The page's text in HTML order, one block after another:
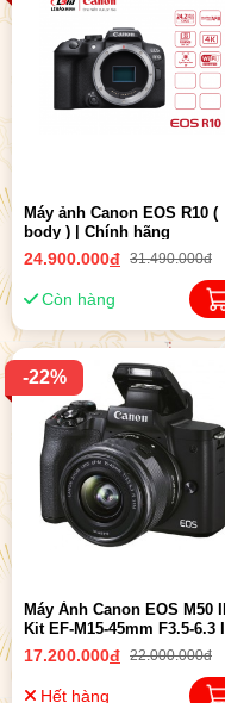
Máy ảnh Canon EOS R10 (
body ) | Chính hãng
24.900.000đ 31.490.000đ
Còn hàng
-22%
Máy Ảnh Canon EOS M50 II
Kit EF-M15-45mm F3.5-6.3
STM | Nhập khẩu
17.200.000đ 22.000.000đ
Hết hàng